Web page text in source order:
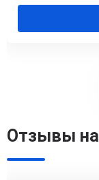
Отзывы